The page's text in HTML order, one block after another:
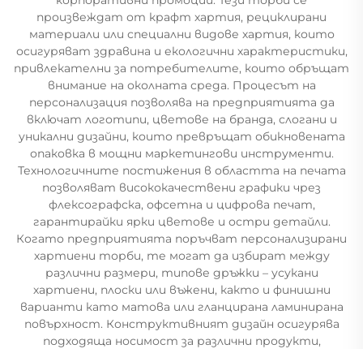
произвеждат от крафт хартия, рециклирани
материали или специални видове хартия, които
осигуряват здравина и екологични характеристики,
привлекателни за потребителите, които обръщат
внимание на околната среда. Процесът на
персонализация позволява на предприятията да
включат логотипи, цветове на бранда, слогани и
уникални дизайни, които превръщат обикновената
опаковка в мощни маркетингови инструменти.
Технологичните постижения в областта на печата
позволяват висококачествени графики чрез
флексографска, офсетна и цифрова печат,
гарантирайки ярки цветове и остри детайли.
Когато предприятията поръчват персонализирани
хартиени торби, те могат да избират между
различни размери, типове дръжки – усукани
хартиени, плоски или въжени, както и финишни
варианти като матова или гланцирана ламинирана
повърхност. Конструктивният дизайн осигурява
подходяща носимост за различни продукти,